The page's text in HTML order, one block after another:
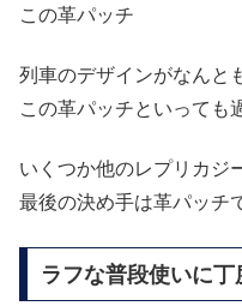
この革パッチ
列車のデザインがなんと
この革パッチといっても
いくつか他のレプリカジ
最後の決め手は革パッチ
ラフな普段使いに丁